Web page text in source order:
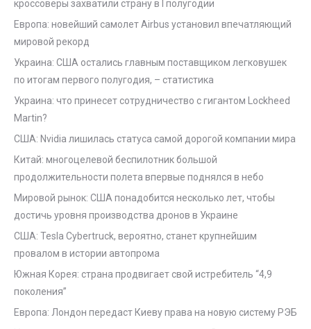
кроссоверы захватили страну в I полугодии
Европа: новейший самолет Airbus установил впечатляющий
мировой рекорд
Украина: США остались главным поставщиком легковушек
по итогам первого полугодия, – статистика
Украина: что принесет сотрудничество с гигантом Lockheed
Martin?
США: Nvidia лишилась статуса самой дорогой компании мира
Китай: многоцелевой беспилотник большой
продолжительности полета впервые поднялся в небо
Мировой рынок: США понадобится несколько лет, чтобы
достичь уровня производства дронов в Украине
США: Tesla Cybertruck, вероятно, станет крупнейшим
провалом в истории автопрома
Южная Корея: страна продвигает свой истребитель “4,9
поколения”
Европа: Лондон передаст Киеву права на новую систему РЭБ